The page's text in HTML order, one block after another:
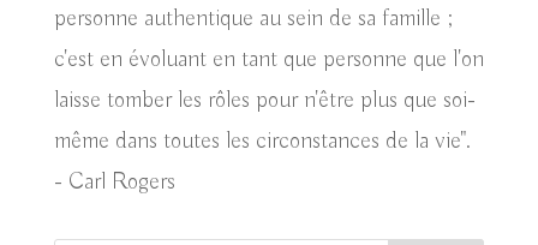
personne authentique au sein de sa famille ;
c'est en évoluant en tant que personne que l'on
laisse tomber les rôles pour n'être plus que soi-
même dans toutes les circonstances de la vie".
- Carl Rogers